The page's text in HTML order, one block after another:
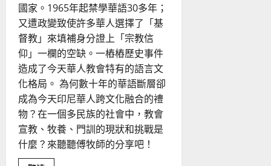
國家。1965年起禁學華語30多年；
又遭政變致使許多華人選擇了「基
督教」來填補身分證上「宗教信
仰」一欄的空缺。一樁樁歷史事件
造成了今天華人教會特有的語言文
化格局。 為何數十年的華語斷層卻
成為今天印尼華人跨文化融合的禮
物？在一個多民族的社會中，教會
宣教、牧養、門訓的現狀和挑戰是
什麼？來聽聽傅牧師的分享吧！